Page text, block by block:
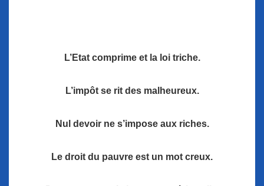
L’Etat comprime et la loi triche.
L’impôt se rit des malheureux.
Nul devoir ne s’impose aux riches.
Le droit du pauvre est un mot creux.